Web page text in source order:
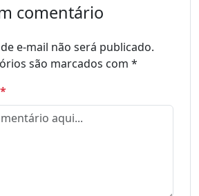
comentário
e-mail não será publicado.
são marcados com *
*